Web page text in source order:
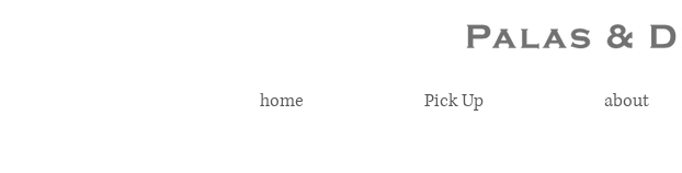
home Pick Up about